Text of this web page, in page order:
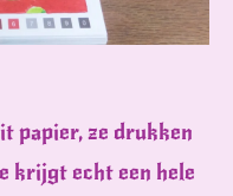
papier, ze drukken
krijgt echt een hele